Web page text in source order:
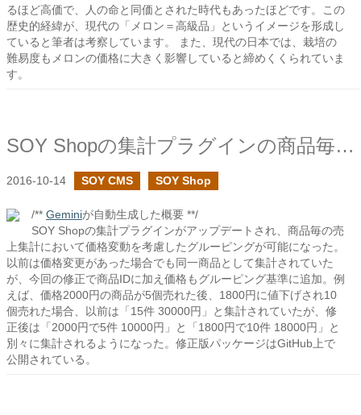
るほど高価で、人の命と同価とされた時代もあったほどです。この
歴史的経緯が、現代の「メロン＝高級品」というイメージを形成し
ていると筆者は考察しています。 また、現代の日本では、栽培の
難易度もメロンの価格に大きく影響していると締めくくられていま
す。
SOY Shopの集計プラグインの商品毎集計のグルーピングで価格も考慮にいれました
2016-10-14 SOY CMS SOY Shop
/** Geminiが自動生成した概要 **/
SOY Shopの集計プラグインがアップデートされ、商品毎の売
上集計において価格変動を考慮したグルーピングが可能になった。
以前は価格変更があった場合でも同一商品として集計されていた
が、今回の修正で商品IDに加え価格もグルーピング基準に追加。例
えば、価格2000円の商品が5個売れた後、1800円に値下げされ10
個売れた場合、以前は「15件 30000円」と集計されていたが、修
正後は「2000円で5件 10000円」と「1800円で10件 18000円」と
別々に集計されるようになった。修正版パッケージはGitHub上で
公開されている。